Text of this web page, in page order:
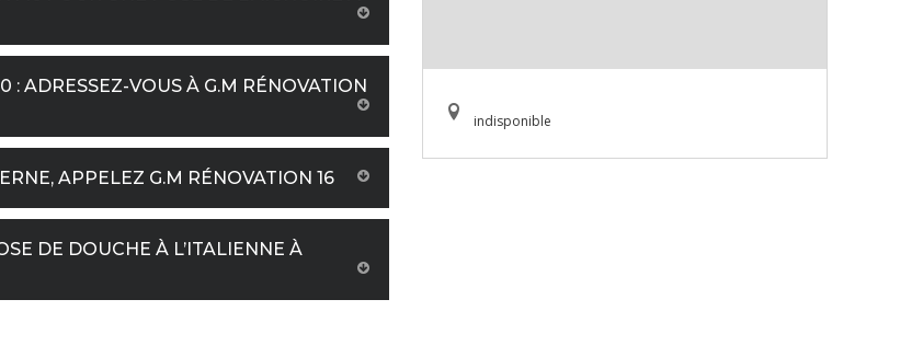
: ADRESSEZ-VOUS À G.M RÉNOVATION
APPELEZ G.M RÉNOVATION 16
DE DOUCHE À L’ITALIENNE À
indisponible